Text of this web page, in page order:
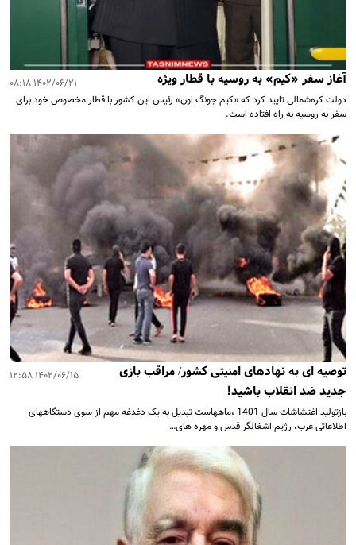
۱۴۰۲/۰۶/۲۱ ۰۸:۱۸ آغاز سفر «کیم» به روسیه با قطار ویژه
دولت کره‌شمالی تایید کرد که «کیم جونگ اون» رئیس این کشور با قطار مخصوص خود برای
سفر به روسیه به راه افتاده است.
۱۴۰۲/۰۶/۱۵ ۱۲:۵۸
توصیه ای به نهادهای امنیتی کشور/ مراقب بازی
جدید ضد انقلاب باشید!
بازتولید اغتشاشات سال 1401 ،ماههاست تبدیل به یک دغدغه مهم از سوی دستگاههای
اطلاعاتی غرب، رژیم اشغالگر قدس و مهره های…